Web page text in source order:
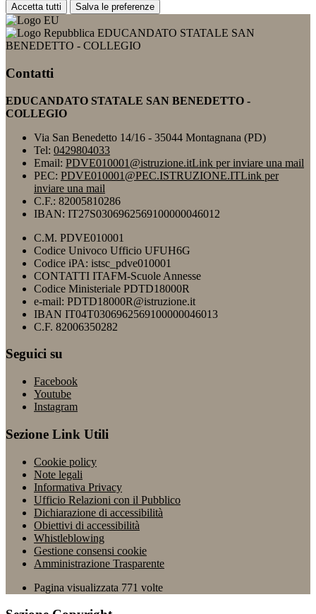
Accetta tutti Salva le preferenze
EDUCANDATO STATALE SAN
BENEDETTO - COLLEGIO
Contatti
EDUCANDATO STATALE SAN BENEDETTO -
COLLEGIO
Via San Benedetto 14/16 - 35044 Montagnana (PD)
Tel: 0429804033
Email: PDVE010001@istruzione.itLink per inviare una mail
PEC: PDVE010001@PEC.ISTRUZIONE.ITLink per
inviare una mail
C.F.: 82005810286
IBAN: IT27S0306962569100000046012
C.M. PDVE010001
Codice Univoco Ufficio UFUH6G
Codice iPA: istsc_pdve010001
CONTATTI ITAFM-Scuole Annesse
Codice Ministeriale PDTD18000R
e-mail: PDTD18000R@istruzione.it
IBAN IT04T0306962569100000046013
C.F. 82006350282
Seguici su
Facebook
Youtube
Instagram
Sezione Link Utili
Cookie policy
Note legali
Informativa Privacy
Ufficio Relazioni con il Pubblico
Dichiarazione di accessibilità
Obiettivi di accessibilità
Whistleblowing
Gestione consensi cookie
Amministrazione Trasparente
Pagina visualizzata 771 volte